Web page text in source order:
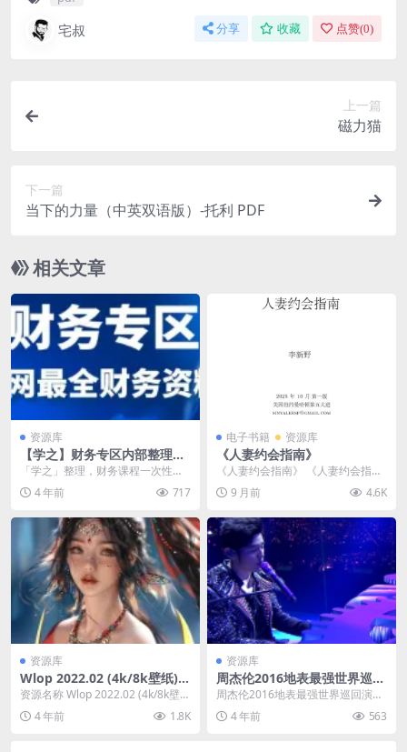
宅叔 分享 收藏 点赞(0)
上一篇
磁力猫
下一篇
当下的力量（中英双语版）-托利 PDF
相关文章
资源库
【学之】财务专区内部整理
（市场价值6w）
「学之」整理，财务课程一次性全
部带走，近期爆火的这些大咖的
课，总价超过6w，免费...
4 年前 717
电子书籍 资源库
《人妻约会指南》
《人妻约会指南》 《人妻约会指
南》是李新野所著的一本颇具争议
的书籍，2025年1...
9 月前 4.6K
资源库
Wlop 2022.02 (4k/8k壁纸)
+绘画视频/源文件
资源名称 Wlop 2022.02 (4k/8k壁
纸)+绘画视频/源文件 资源链...
4 年前 1.8K
资源库
周杰伦2016地表最强世界巡回
演唱会The.Invincible.Tour.Ja
周杰伦2016地表最强世界巡回演唱
会The.Invincible.Tour.Ja...
4 年前 563